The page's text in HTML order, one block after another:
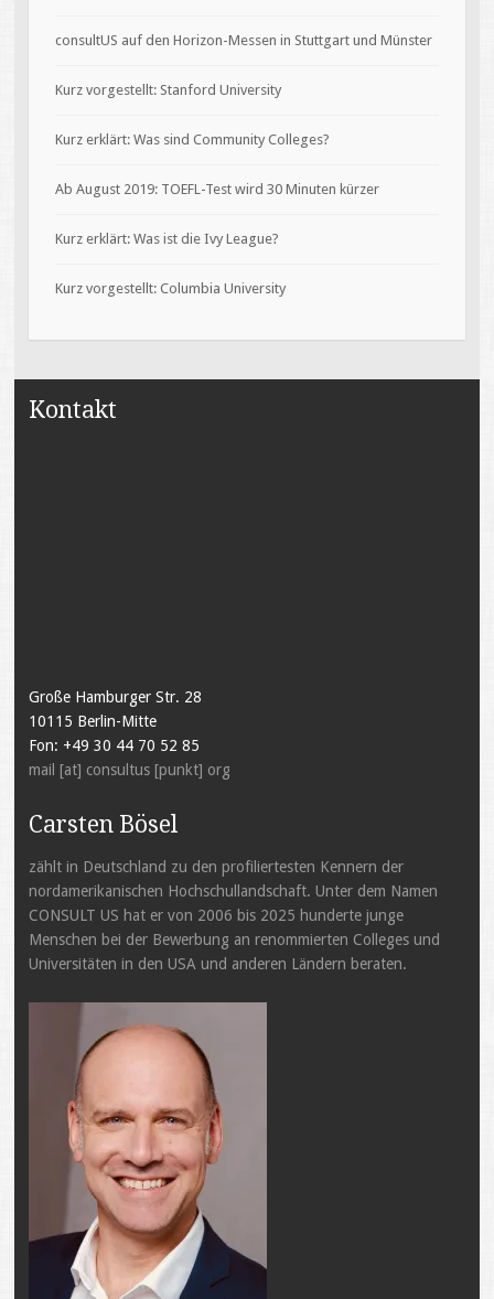
consultUS auf den Horizon-Messen in Stuttgart und Münster
Kurz vorgestellt: Stanford University
Kurz erklärt: Was sind Community Colleges?
Ab August 2019: TOEFL-Test wird 30 Minuten kürzer
Kurz erklärt: Was ist die Ivy League?
Kurz vorgestellt: Columbia University
Kontakt
Große Hamburger Str. 28
10115 Berlin-Mitte
Fon: +49 30 44 70 52 85
mail [at] consultus [punkt] org
Carsten Bösel
zählt in Deutschland zu den profiliertesten Kennern der
nordamerikanischen Hochschullandschaft. Unter dem Namen
CONSULT US hat er von 2006 bis 2025 hunderte junge
Menschen bei der Bewerbung an renommierten Colleges und
Universitäten in den USA und anderen Ländern beraten.